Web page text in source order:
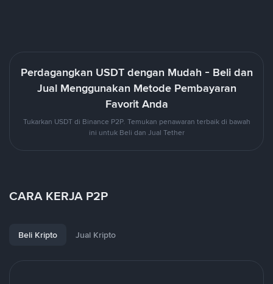
Perdagangkan USDT dengan Mudah - Beli dan
Jual Menggunakan Metode Pembayaran
Favorit Anda
Tukarkan USDT di Binance P2P. Temukan penawaran terbaik di bawah
ini untuk Beli dan Jual Tether
CARA KERJA P2P
Beli Kripto Jual Kripto